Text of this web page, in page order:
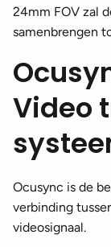
24mm FOV zal
samenbrengen
Video
Ocusync is de
verbinding
videosignaal.